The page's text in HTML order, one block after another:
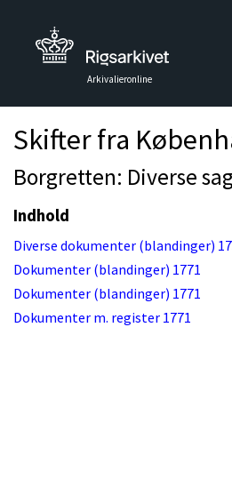
Arkivalieronline
Skifter fra
Borgretten: Diverse
Indhold
Diverse dokumenter (blandinger)
Dokumenter (blandinger) 1771
Dokumenter (blandinger) 1771
Dokumenter m. register 1771